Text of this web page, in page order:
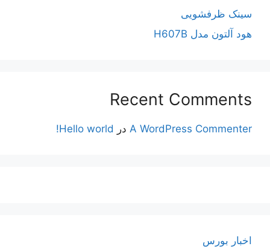
سینک ظرفشویی
هود آلتون مدل H607B
Recent Comments
A WordPress Commenter در Hello world!
اخبار بورس